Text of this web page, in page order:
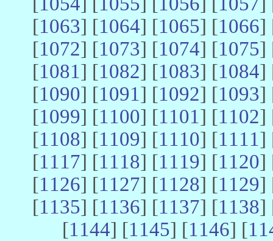
[1063] [1064] [1065] [1066]
[1072] [1073] [1074] [1075]
[1081] [1082] [1083] [1084]
[1090] [1091] [1092] [1093]
[1099] [1100] [1101] [1102]
[1108] [1109] [1110] [1111]
[1117] [1118] [1119] [1120]
[1126] [1127] [1128] [1129]
[1135] [1136] [1137] [1138]
[1144] [1145] [1146] [